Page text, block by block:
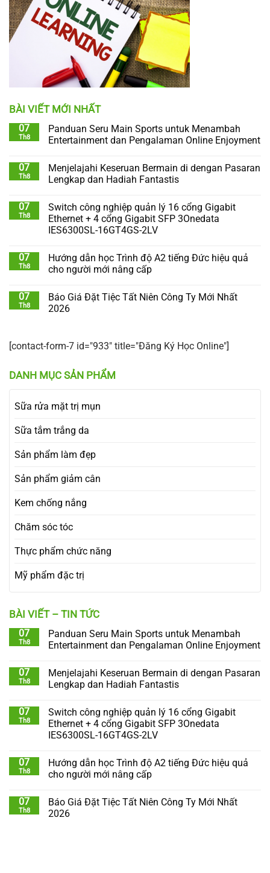
BÀI VIẾT MỚI NHẤT
07
Th8
Panduan Seru Main Sports untuk Menambah
Entertainment dan Pengalaman Online Enjoyment
07
Th8
Menjelajahi Keseruan Bermain di dengan Pasaran
Lengkap dan Hadiah Fantastis
07
Th8
Switch công nghiệp quản lý 16 cổng Gigabit
Ethernet + 4 cổng Gigabit SFP 3Onedata
IES6300SL-16GT4GS-2LV
07
Th8
Hướng dẫn học Trình độ A2 tiếng Đức hiệu quả
cho người mới nâng cấp
07
Th8
Báo Giá Đặt Tiệc Tất Niên Công Ty Mới Nhất
2026
[contact-form-7 id="933" title="Đăng Ký Học Online"]
DANH MỤC SẢN PHẨM
Sữa rửa mặt trị mụn
Sữa tắm trắng da
Sản phẩm làm đẹp
Sản phẩm giảm cân
Kem chống nắng
Chăm sóc tóc
Thực phẩm chức năng
Mỹ phẩm đặc trị
BÀI VIẾT – TIN TỨC
07
Th8
Panduan Seru Main Sports untuk Menambah
Entertainment dan Pengalaman Online Enjoyment
07
Th8
Menjelajahi Keseruan Bermain di dengan Pasaran
Lengkap dan Hadiah Fantastis
07
Th8
Switch công nghiệp quản lý 16 cổng Gigabit
Ethernet + 4 cổng Gigabit SFP 3Onedata
IES6300SL-16GT4GS-2LV
07
Th8
Hướng dẫn học Trình độ A2 tiếng Đức hiệu quả
cho người mới nâng cấp
07
Th8
Báo Giá Đặt Tiệc Tất Niên Công Ty Mới Nhất
2026